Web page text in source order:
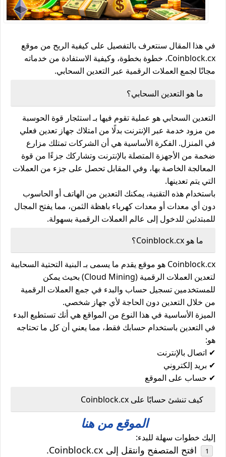
في هذا المقال سنتعرف بالتفصيل على كيفية الربح من موقع
Coinblock.cx، خطوة بخطوة، وكيفية الاستفادة من خدماته
مجانًا لجمع العملات الرقمية عبر التعدين السحابي.
ما هو التعدين السحابي؟
التعدين السحابي هو عملية تقوم فيها بـاستئجار قوة الحوسبة
من مزود خدمة عبر الإنترنت بدلًا من امتلاك جهاز تعدين فعلي
في المنزل. الفكرة الأساسية هي أن الشركات تمتلك مزارع
ضخمة من الأجهزة المتصلة بالإنترنت وتشاركك جزءًا من قوة
المعالجة الخاصة بها، وفي المقابل تحصل على جزء من العملات
التي يتم تعدينها.
باستخدام هذه التقنية، يمكنك التعدين من الهاتف أو الحاسوب
دون أي معدات أو معدات كهرباء باهظة الثمن، مما يفتح المجال
للمبتدئين للدخول إلى عالم العملات الرقمية بسهولة.
ما هو Coinblock.cx؟
Coinblock.cx هو موقع يقدم ما يسمى بـ
البنية التحتية السحابية
لتعدين العملات الرقمية
(Cloud Mining) بحيث يمكن
للمستخدمين تسجيل حساب والبدء في جمع العملات الرقمية
من خلال التعدين دون الحاجة لأي جهاز شخصي.
الميزة الأساسية في هذا النوع من المواقع هي أنك تستطيع البدء
في التعدين باستخدام حسابك فقط، مما يعني أن كل ما تحتاجه
هو:
✔ اتصال بالإنترنت
✔ بريد إلكتروني
✔ حساب على الموقع
كيف تنشئ حسابًا على Coinblock.cx
الموقع من هنا
إليك خطوات سهلة للبدء:
افتح المتصفح وانتقل إلى Coinblock.cx.